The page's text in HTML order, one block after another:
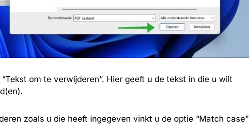
om te verwijderen”. Hier geeft u de tekst in die u wilt
zoals u die heeft ingegeven vinkt u de optie “Match case”